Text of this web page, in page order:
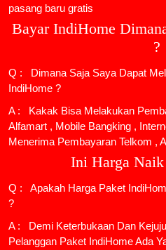
pasang baru gratis
Bayar IndiHome
?
Q : Dimana Saja Saya Dapat
IndiHome ?
A : Kakak Bisa Melakukan
Alfamart , Mobile Bangking ,
Menerima Pembayaran Telkom ,
Ini Harga
Q : Apakah Harga Paket
?
A : Demi Keterbukaan Dan
Pelanggan Paket IndiHome Ada